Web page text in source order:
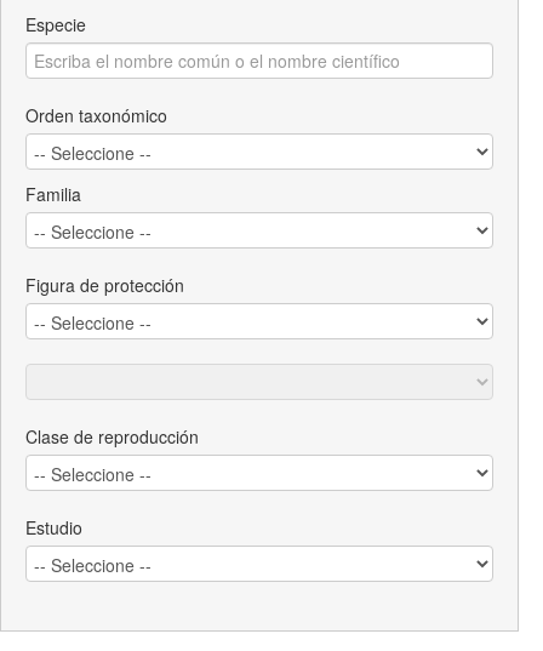
Acerca de
Especie
Orden taxonómico
Familia
Figura de protección
Clase de reproducción
Estudio